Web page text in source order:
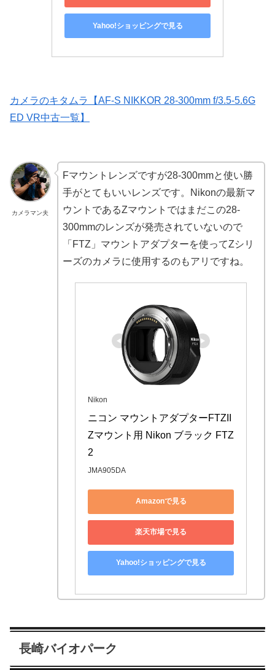
Yahoo!ショッピングで見る
カメラのキタムラ【AF-S NIKKOR 28-300mm f/3.5-5.6G
ED VR中古一覧】
カメラマン夫
Fマウントレンズですが28-300mmと使い勝
手がとてもいいレンズです。Nikonの最新マ
ウントであるZマウントではまだこの28-
300mmのレンズが発売されていないので
「FTZ」マウントアダプターを使ってZシリ
ーズのカメラに使用するのもアリですね。
Nikon
ニコン マウントアダプターFTZII
Zマウント用 Nikon ブラック FTZ
2
JMA905DA
Amazonで見る
楽天市場で見る
Yahoo!ショッピングで見る
長崎バイオパーク